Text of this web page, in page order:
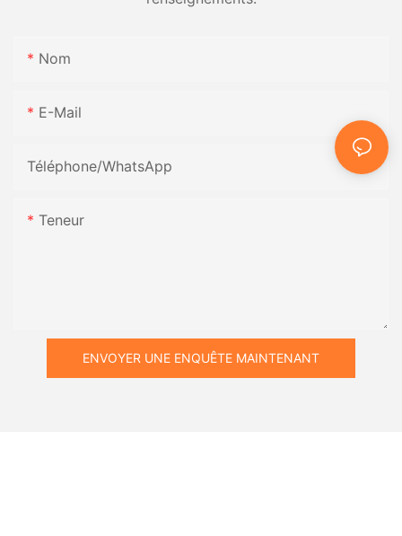
Nom
E-Mail
Téléphone/WhatsApp
Teneur
ENVOYER UNE ENQUÊTE MAINTENANT